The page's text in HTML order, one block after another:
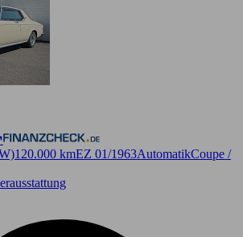
120.000 kmEZ 01/1963AutomatikCoupe /